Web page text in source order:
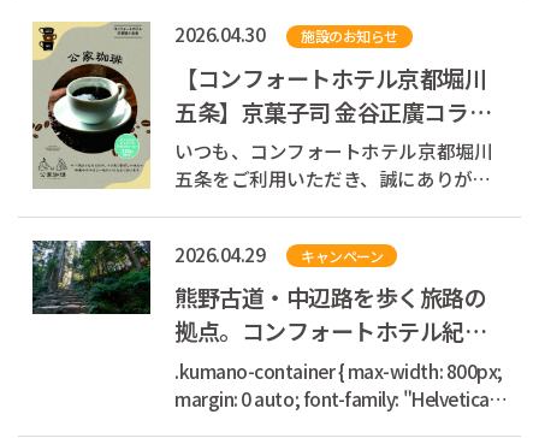
2026.04.30 施設のお知らせ
【コンフォートホテル京都堀川
五条】京菓子司 金谷正廣コラボ
｜オリジナルパッケージドリッ
プコーヒー販売
いつも、コンフォートホテル京都堀川
五条をご利用いただき、誠にありがと
border: 1px solid #e6e6e6; } tr th {
background-color: #f5f5f5; } a {...
2026.04.29 キャンペーン
熊野古道・中辺路を歩く旅路の
拠点。コンフォートホテル紀伊
田辺【公式】
.kumano-container { max-width: 800px;
margin: 0 auto; font-family: "Helvetica